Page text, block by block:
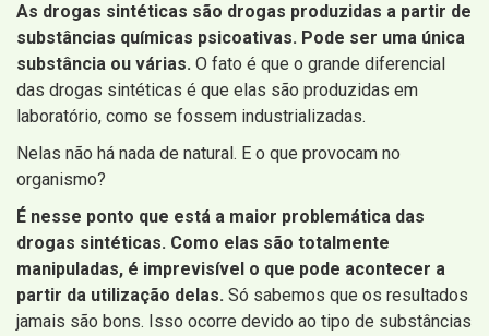
As drogas sintéticas são drogas produzidas a partir de
substâncias químicas psicoativas. Pode ser uma única
substância ou várias. O fato é que o grande diferencial
das drogas sintéticas é que elas são produzidas em
laboratório, como se fossem industrializadas.
Nelas não há nada de natural. E o que provocam no
organismo?
É nesse ponto que está a maior problemática das
drogas sintéticas. Como elas são totalmente
manipuladas, é imprevisível o que pode acontecer a
partir da utilização delas. Só sabemos que os resultados
jamais são bons. Isso ocorre devido ao tipo de substâncias